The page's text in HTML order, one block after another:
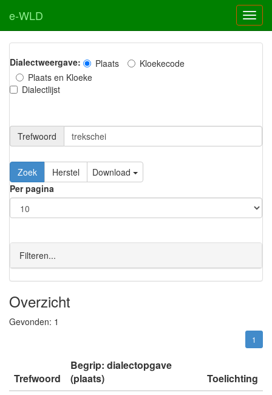
e-WLD
Dialectweergave: Plaats
Kloekecode
Plaats en Kloeke
Dialectlijst
Trefwoord
Download
Per pagina
Filteren...
Overzicht
Gevonden: 1
1
Trefwoord
Begrip: dialectopgave
(plaats)
Toelichting